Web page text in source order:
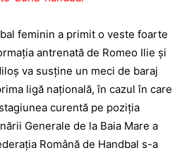
feminin a primit o veste foarte
antrenată de Romeo Ilie şi
va susţine un meci de baraj
ligă naţională, în cazul în care
curentă pe poziţia
Generale de la Baia Mare a
Română de Handbal s-a